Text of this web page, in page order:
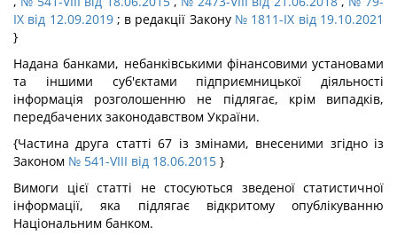
IX від 12.09.2019; в редакції Закону № 1811-IX від 19.10.2021
}
Надана банками, небанківськими фінансовими установами
та іншими суб'єктами підприємницької діяльності
інформація розголошенню не підлягає, крім випадків,
передбачених законодавством України.
{Частина друга статті 67 із змінами, внесеними згідно із
Законом № 541-VIII від 18.06.2015 }
Вимоги цієї статті не стосуються зведеної статистичної
інформації, яка підлягає відкритому опублікуванню
Національним банком.